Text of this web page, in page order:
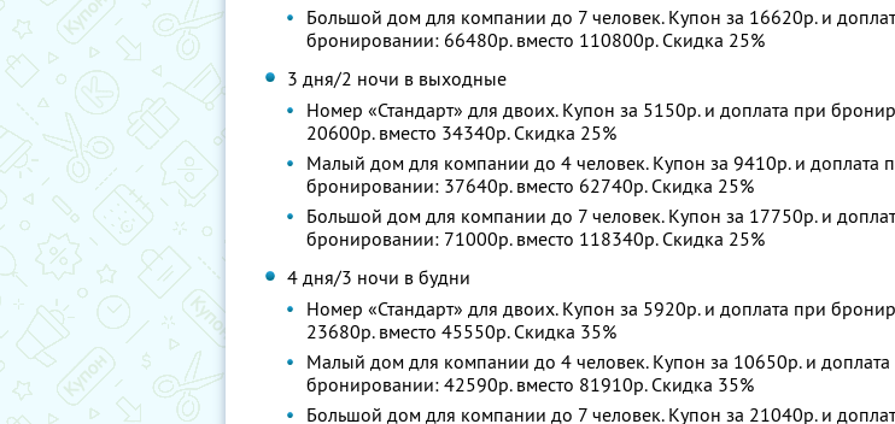
Большой дом для компании до 7 человек. Купон за 16620р. и
бронировании: 66480р. вместо 110800р. Скидка 25%
3 дня/2 ночи в выходные
Номер «Стандарт» для двоих. Купон за 5150р. и доплата при
20600р. вместо 34340р. Скидка 25%
Малый дом для компании до 4 человек. Купон за 9410р. и доплата
бронировании: 37640р. вместо 62740р. Скидка 25%
Большой дом для компании до 7 человек. Купон за 17750р. и
бронировании: 71000р. вместо 118340р. Скидка 25%
4 дня/3 ночи в будни
Номер «Стандарт» для двоих. Купон за 5920р. и доплата при
23680р. вместо 45550р. Скидка 35%
Малый дом для компании до 4 человек. Купон за 10650р. и доплата
бронировании: 42590р. вместо 81910р. Скидка 35%
Большой дом для компании до 7 человек. Купон за 21040р. и